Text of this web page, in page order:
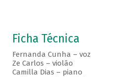
Ficha Técnica
Fernanda Cunha – voz
Ze Carlos – violão
Camilla Dias – piano